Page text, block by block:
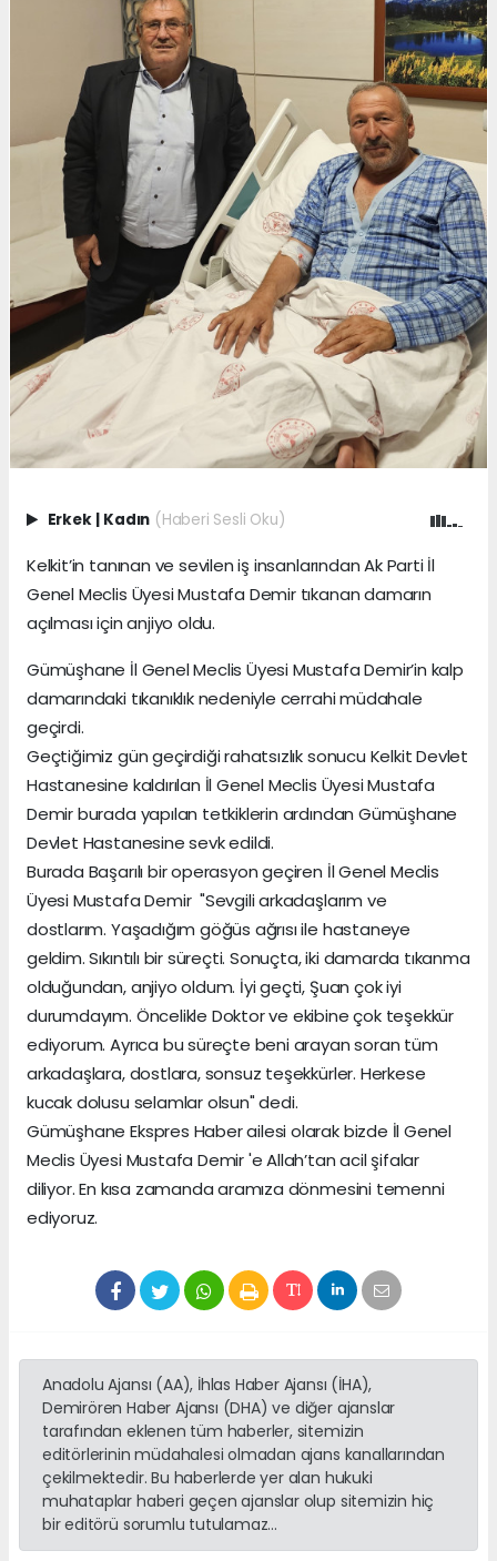
Erkek | Kadın (Haberi Sesli Oku)
Kelkit’in tanınan ve sevilen iş insanlarından Ak Parti İl
Genel Meclis Üyesi Mustafa Demir tıkanan damarın
açılması için anjiyo oldu.
Gümüşhane İl Genel Meclis Üyesi Mustafa Demir’in kalp
damarındaki tıkanıklık nedeniyle cerrahi müdahale
geçirdi.
Geçtiğimiz gün geçirdiği rahatsızlık sonucu Kelkit Devlet
Hastanesine kaldırılan İl Genel Meclis Üyesi Mustafa
Demir burada yapılan tetkiklerin ardından Gümüşhane
Devlet Hastanesine sevk edildi.
Burada Başarılı bir operasyon geçiren İl Genel Meclis
Üyesi Mustafa Demir "Sevgili arkadaşlarım ve
dostlarım. Yaşadığım göğüs ağrısı ile hastaneye
geldim. Sıkıntılı bir süreçti. Sonuçta, iki damarda tıkanma
olduğundan, anjiyo oldum. İyi geçti, Şuan çok iyi
durumdayım. Öncelikle Doktor ve ekibine çok teşekkür
ediyorum. Ayrıca bu süreçte beni arayan soran tüm
arkadaşlara, dostlara, sonsuz teşekkürler. Herkese
kucak dolusu selamlar olsun" dedi.
Gümüşhane Ekspres Haber ailesi olarak bizde İl Genel
Meclis Üyesi Mustafa Demir 'e Allah’tan acil şifalar
diliyor. En kısa zamanda aramıza dönmesini temenni
ediyoruz.
Anadolu Ajansı (AA), İhlas Haber Ajansı (İHA),
Demirören Haber Ajansı (DHA) ve diğer ajanslar
tarafından eklenen tüm haberler, sitemizin
editörlerinin müdahalesi olmadan ajans kanallarından
çekilmektedir. Bu haberlerde yer alan hukuki
muhataplar haberi geçen ajanslar olup sitemizin hiç
bir editörü sorumlu tutulamaz...